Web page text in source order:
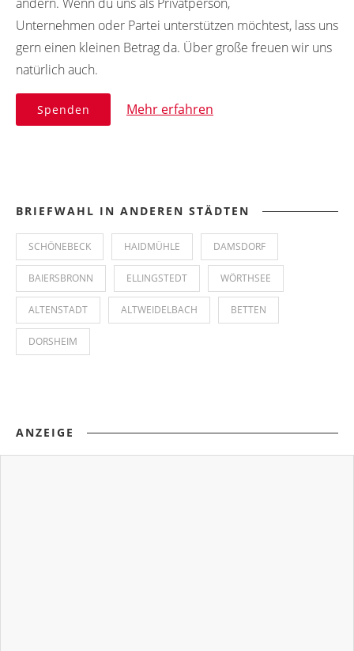
Unternehmen oder Partei unterstützen möchtest, lass uns
gern einen kleinen Betrag da. Über große freuen wir uns
natürlich auch.
Spenden Mehr erfahren
BRIEFWAHL IN ANDEREN STÄDTEN
SCHÖNEBECK HAIDMÜHLE DAMSDORF
BAIERSBRONN ELLINGSTEDT WÖRTHSEE
ALTENSTADT ALTWEIDELBACH BETTEN
DORSHEIM
ANZEIGE